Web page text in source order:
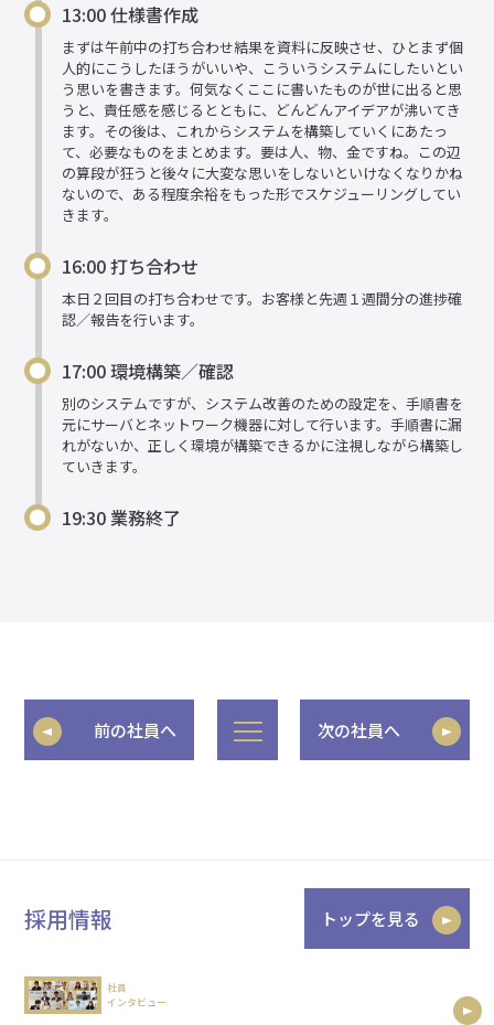
13:00 仕様書作成
まずは午前中の打ち合わせ結果を資料に反映させ、ひとまず個
人的にこうしたほうがいいや、こういうシステムにしたいとい
う思いを書きます。何気なくここに書いたものが世に出ると思
うと、責任感を感じるとともに、どんどんアイデアが沸いてき
ます。その後は、これからシステムを構築していくにあたっ
て、必要なものをまとめます。要は人、物、金ですね。この辺
の算段が狂うと後々に大変な思いをしないといけなくなりかね
ないので、ある程度余裕をもった形でスケジューリングしてい
きます。
16:00 打ち合わせ
本日２回目の打ち合わせです。お客様と先週１週間分の進捗確
認／報告を行います。
17:00 環境構築／確認
別のシステムですが、システム改善のための設定を、手順書を
元にサーバとネットワーク機器に対して行います。手順書に漏
れがないか、正しく環境が構築できるかに注視しながら構築し
ていきます。
19:30 業務終了
前の社員へ 次の社員へ
採用情報 トップを見る
社員
インタビュー